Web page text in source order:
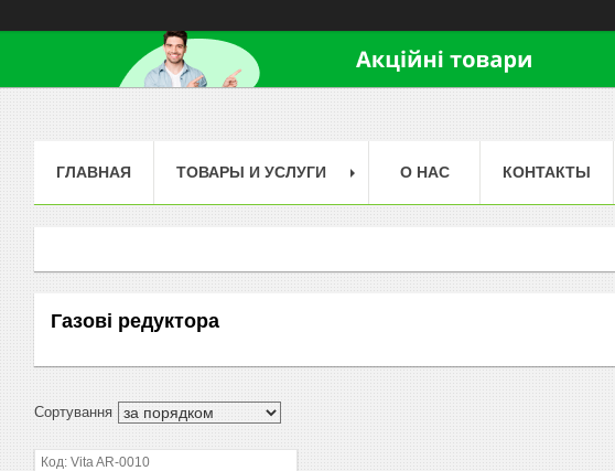
ГЛАВНАЯ ТОВАРЫ И УСЛУГИ О НАС КОНТАКТЫ
Газові редуктора
Vita AR-0010